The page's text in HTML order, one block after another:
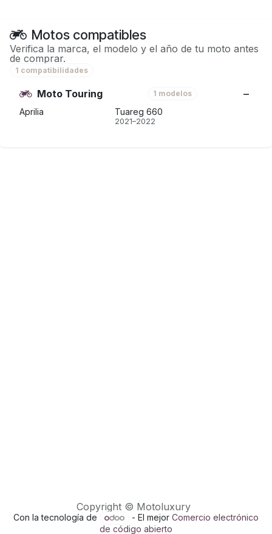
Motos compatibles
Verifica la marca, el modelo y el año de tu moto antes
de comprar.
1 compatibilidades
Moto Touring 1 modelos
Aprilia Tuareg 660
2021–2022
Copyright © Motoluxury
Con la tecnología de - El mejor Comercio electrónico
de código abierto